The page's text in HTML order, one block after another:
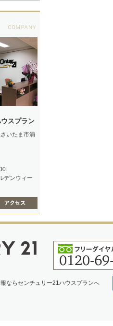
スプラン
いたま市浦
デンウィー
ならセンチュリー21ハウスプランへ